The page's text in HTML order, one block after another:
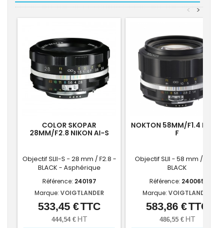
>
<
COLOR SKOPAR
28MM/F2.8 NIKON AI-S
Objectif SLII-S - 28 mm / F2.8 -
BLACK - Asphérique
Référence: 240197
Marque: VOIGTLANDER
Prix
533,45 €TTC
444,54 € HT
NOKTON 58MM/F1.4
F
Objectif SLII - 58 mm / F1.4
BLACK
Référence: 240065
Marque: VOIGTLANDER
Prix
583,86 €TTC
486,55 € HT